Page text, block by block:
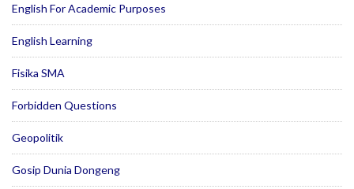
English For Academic Purposes
English Learning
Fisika SMA
Forbidden Questions
Geopolitik
Gosip Dunia Dongeng